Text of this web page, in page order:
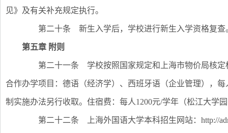
见》及有关补充规定执行。
第二十条 新生入学后，学校进行新生入学资格复查
第五章 附则
第二十一条 学校按照国家规定和上海市物价局核定
合作办学项目：德语（经济学）、西班牙语（企业管理），
制实施办法另行收取。住宿费：每人1200元/学年（松江大学
第二十二条 上海外国语大学本科招生网站：http://